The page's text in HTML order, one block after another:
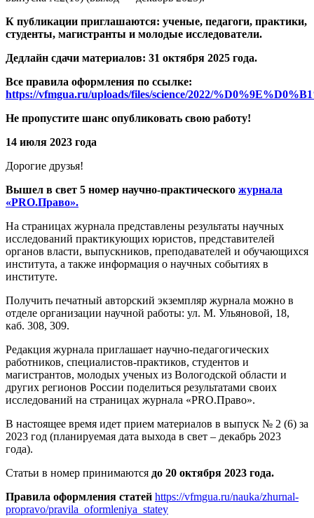
К публикации приглашаются: ученые, педагоги, практики,
студенты, магистранты и молодые исследователи.
Дедлайн сдачи материалов: 31 октября 2025 года.
Все правила оформления по ссылке:
https://vfmgua.ru/uploads/files/science/2022/
Не пропустите шанс опубликовать свою работу!
14 июля 2023 года
Дорогие друзья!
Вышел в свет 5 номер научно-практического журнала
«PRO.Право».
На страницах журнала представлены результаты научных
исследований практикующих юристов, представителей
органов власти, выпускников, преподавателей и обучающихся
института, а также информация о научных событиях в
институте.
Получить печатный авторский экземпляр журнала можно в
отделе организации научной работы: ул. М. Ульяновой, 18,
каб. 308, 309.
Редакция журнала приглашает научно-педагогических
работников, специалистов-практиков, студентов и
магистрантов, молодых ученых из Вологодской области и
других регионов России поделиться результатами своих
исследований на страницах журнала «PRO.Право».
В настоящее время идет прием материалов в выпуск № 2 (6) за
2023 год (планируемая дата выхода в свет – декабрь 2023
года).
Статьи в номер принимаются до 20 октября 2023 года.
Правила оформления статей https://vfmgua.ru/nauka/zhurnal-
propravo/pravila_oformleniya_statey